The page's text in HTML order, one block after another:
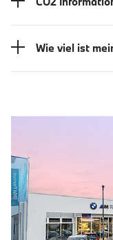
Wie viel ist